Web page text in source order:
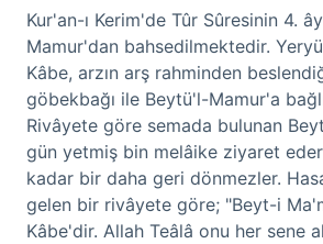
Kur'an-ı Kerim'de Tûr Sûresinin 4.
Mamur'dan bahsedilmektedir.
Kâbe, arzın arş rahminden
göbekbağı ile Beytü'l-Mamur'a
Rivâyete göre semada bulunan
gün yetmiş bin melâike ziyaret
kadar bir daha geri dönmezler.
gelen bir rivâyete göre; "Beyt-i
Kâbe'dir. Allah Teâlâ onu her sene